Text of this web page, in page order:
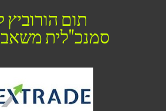
תום הורוביץ
סמנכ"לית